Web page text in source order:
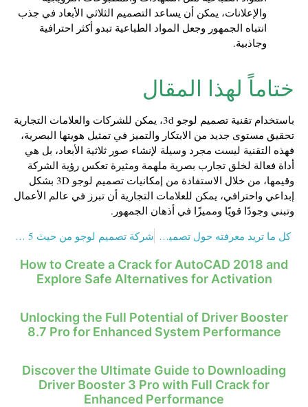
والإعلانات، يمكن أن يساعد التصميم الثلاثي الأبعاد في جذب
انتباه الجمهور وجعل المواد الطباعية تبدو أكثر احترافية
وجاذبية.
ختاماً لهذا المقال
باستخدام تقنية تصميم لوجو 3d، يمكن للشركات والعلامات التجارية
تحقيق مستوى جديد من الابتكار والتميز في تمثيل هويتها البصرية،
فهذه التقنية ليست مجرد وسيلة لإنشاء صور ثلاثية الأبعاد، بل هي
أداة فعالة لخلق تجارب بصرية ملهمة ومثيرة تعكس رؤية الشركة
وقيمها، من خلال الاستفادة من إمكانيات تصميم لوجو 3D بشكل
إبداعي واحترافي، يمكن للعلامات التجارية أن تبرز في عالم الأعمال
وتبني وجودًا قويًا ومميزًا في أذهان الجمهور.
كل ما تريد معرفته حول تصميم لوجو شركة مقاولات
شركة تصميم لوجو من حيث 5 نقاط
How to Create a Crack for AutoCAD 2018 and
Explore Safe Alternatives for Activation
Unlocking the Full Potential of Driver Booster
8.7 Pro for Enhanced System Performance
Discover the Ultimate Guide to Downloading
Driver Booster 3 Pro with Full Crack for
Enhanced Performance